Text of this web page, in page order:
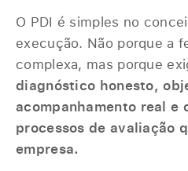
O PDI é simples no
execução. Não porque a
complexa, mas porque
diagnóstico honesto,
acompanhamento real e
processos de avaliação
empresa.